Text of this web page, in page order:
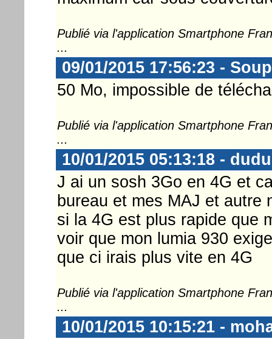
Publié via l'application Smartphone
...
09/01/2015 17:56:23 -
50 Mo, impossible de
Publié via l'application Smartphone
...
10/01/2015 05:13:18 -
J ai un sosh 3Go en 4G et
bureau et mes MAJ et autre
si la 4G est plus rapide que
voir que mon lumia 930
que ci irais plus vite en 4G
Publié via l'application Smartphone
...
10/01/2015 10:15:21 -